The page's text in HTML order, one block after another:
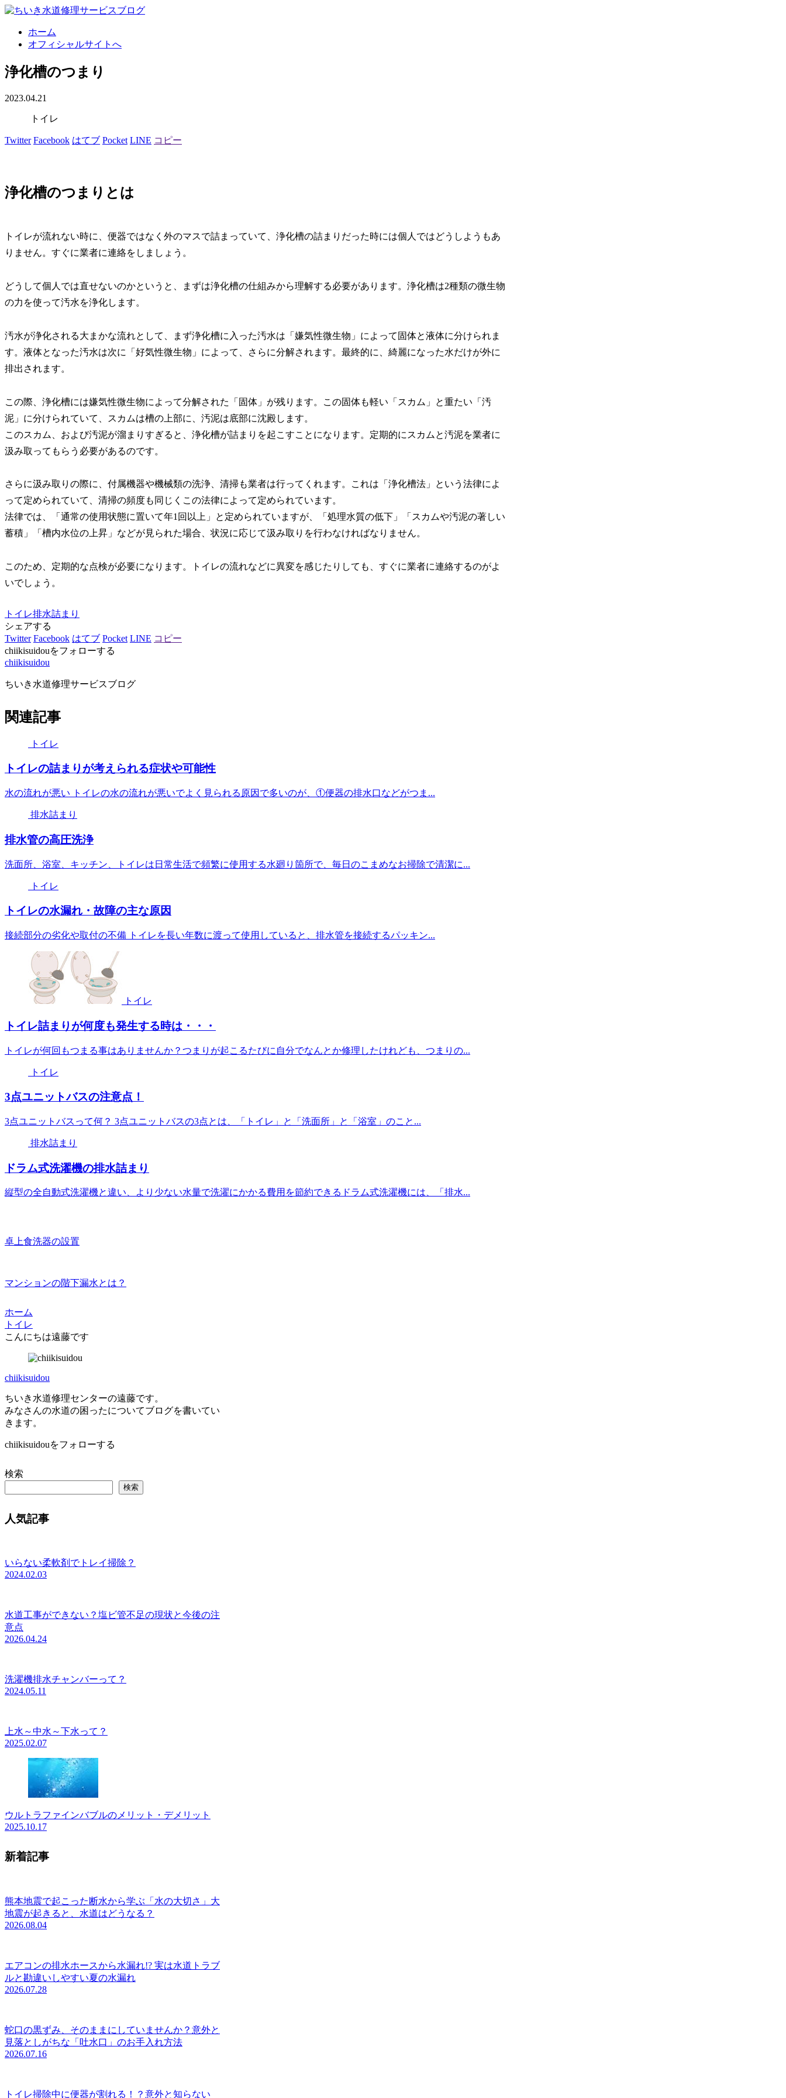
ホーム
オフィシャルサイトへ
浄化槽のつまり
2023.04.21
トイレ
Twitter Facebook はてブ Pocket LINE コピー
浄化槽のつまりとは
トイレが流れない時に、便器ではなく外のマスで詰まっていて、浄化槽の詰まりだった時には個人ではどうしようもあ
りません。すぐに業者に連絡をしましょう。
どうして個人では直せないのかというと、まずは浄化槽の仕組みから理解する必要があります。浄化槽は2種類の微生物
の力を使って汚水を浄化します。
汚水が浄化される大まかな流れとして、まず浄化槽に入った汚水は「嫌気性微生物」によって固体と液体に分けられま
す。液体となった汚水は次に「好気性微生物」によって、さらに分解されます。最終的に、綺麗になった水だけが外に
排出されます。
この際、浄化槽には嫌気性微生物によって分解された「固体」が残ります。この固体も軽い「スカム」と重たい「汚
泥」に分けられていて、スカムは槽の上部に、汚泥は底部に沈殿します。
このスカム、および汚泥が溜まりすぎると、浄化槽が詰まりを起こすことになります。定期的にスカムと汚泥を業者に
汲み取ってもらう必要があるのです。
さらに汲み取りの際に、付属機器や機械類の洗浄、清掃も業者は行ってくれます。これは「浄化槽法」という法律によ
って定められていて、清掃の頻度も同じくこの法律によって定められています。
法律では、「通常の使用状態に置いて年1回以上」と定められていますが、「処理水質の低下」「スカムや汚泥の著しい
蓄積」「槽内水位の上昇」などが見られた場合、状況に応じて汲み取りを行わなければなりません。
このため、定期的な点検が必要になります。トイレの流れなどに異変を感じたりしても、すぐに業者に連絡するのがよ
いでしょう。
トイレ排水詰まり
シェアする
Twitter Facebook はてブ Pocket LINE コピー
chiikisuidouをフォローする
chiikisuidou
ちいき水道修理サービスブログ
関連記事
トイレ
トイレの詰まりが考えられる症状や可能性
水の流れが悪い トイレの水の流れが悪いでよく見られる原因で多いのが、①便器の排水口などがつま...
排水詰まり
排水管の高圧洗浄
洗面所、浴室、キッチン、トイレは日常生活で頻繁に使用する水廻り箇所で、毎日のこまめなお掃除で清潔に...
トイレ
トイレの水漏れ・故障の主な原因
接続部分の劣化や取付の不備 トイレを長い年数に渡って使用していると、排水管を接続するパッキン...
トイレ
トイレ詰まりが何度も発生する時は・・・
トイレが何回もつまる事はありませんか？つまりが起こるたびに自分でなんとか修理したけれども、つまりの...
トイレ
3点ユニットバスの注意点！
3点ユニットバスって何？ 3点ユニットバスの3点とは、「トイレ」と「洗面所」と「浴室」のこと...
排水詰まり
ドラム式洗濯機の排水詰まり
縦型の全自動式洗濯機と違い、より少ない水量で洗濯にかかる費用を節約できるドラム式洗濯機には、「排水...
卓上食洗器の設置
マンションの階下漏水とは？
ホーム
トイレ
こんにちは遠藤です
chiikisuidou
ちいき水道修理センターの遠藤です。
みなさんの水道の困ったについてブログを書いてい
きます。
chiikisuidouをフォローする
検索
検索
人気記事
いらない柔軟剤でトレイ掃除？
2024.02.03
水道工事ができない？塩ビ管不足の現状と今後の注
意点
2026.04.24
洗濯機排水チャンバーって？
2024.05.11
上水～中水～下水って？
2025.02.07
ウルトラファインバブルのメリット・デメリット
2025.10.17
新着記事
熊本地震で起こった断水から学ぶ「水の大切さ」大
地震が起きると、水道はどうなる？
2026.08.04
エアコンの排水ホースから水漏れ!? 実は水道トラブ
ルと勘違いしやすい夏の水漏れ
2026.07.28
蛇口の黒ずみ、そのままにしていませんか？意外と
見落としがちな「吐水口」のお手入れ方法
2026.07.16
トイレ掃除中に便器が割れる！？意外と知らない